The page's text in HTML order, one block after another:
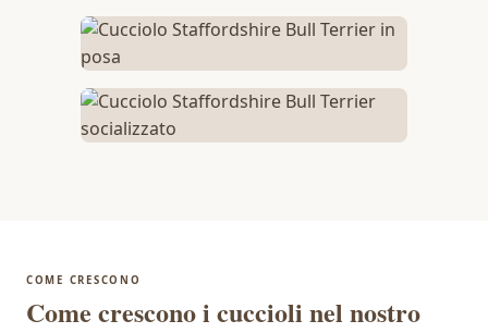
COME CRESCONO
Come crescono i cuccioli nel nostro